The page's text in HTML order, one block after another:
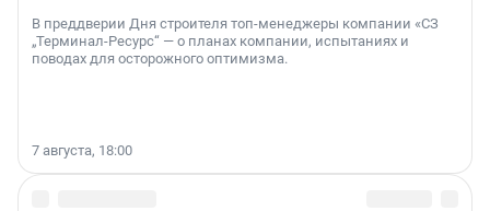
В преддверии Дня строителя топ-менеджеры компании «СЗ
„Терминал-Ресурс“ — о планах компании, испытаниях и
поводах для осторожного оптимизма.
7 августа, 18:00